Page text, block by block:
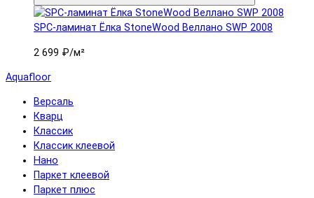
SPC-ламинат Ëлка StoneWood Веллано SWP 2008
2 699 ₽/м²
Aquafloor
Версаль
Кварц
Классик
Классик клеевой
Нано
Паркет клеевой
Паркет плюс